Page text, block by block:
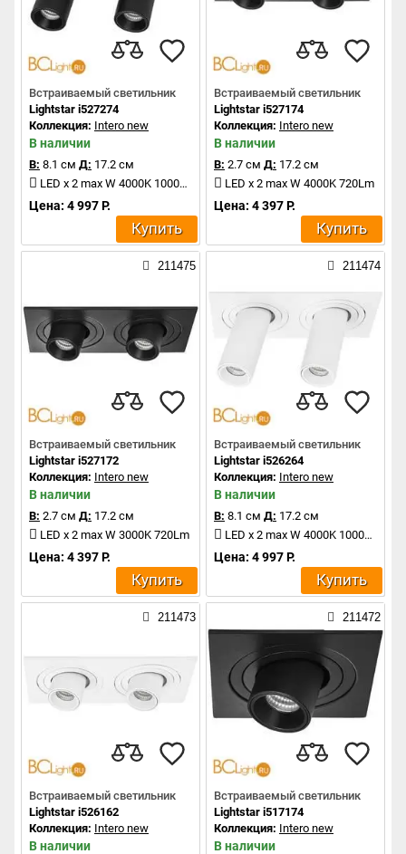
Встраиваемый светильник
Lightstar i527274
Коллекция: Intero new
В наличии
В: 8.1 см Д: 17.2 см
LED x 2 max W 4000K 1000Lm
Цена: 4 997 Р.
Купить
Встраиваемый светильник
Lightstar i527174
Коллекция: Intero new
В наличии
В: 2.7 см Д: 17.2 см
LED x 2 max W 4000K 720Lm
Цена: 4 397 Р.
Купить
211475
Встраиваемый светильник
Lightstar i527172
Коллекция: Intero new
В наличии
В: 2.7 см Д: 17.2 см
LED x 2 max W 3000K 720Lm
Цена: 4 397 Р.
Купить
211474
Встраиваемый светильник
Lightstar i526264
Коллекция: Intero new
В наличии
В: 8.1 см Д: 17.2 см
LED x 2 max W 4000K 1000Lm
Цена: 4 997 Р.
Купить
211473
Встраиваемый светильник
Lightstar i526162
Коллекция: Intero new
В наличии
211472
Встраиваемый светильник
Lightstar i517174
Коллекция: Intero new
В наличии